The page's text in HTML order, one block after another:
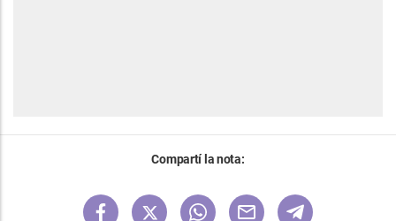
Compartí la nota: